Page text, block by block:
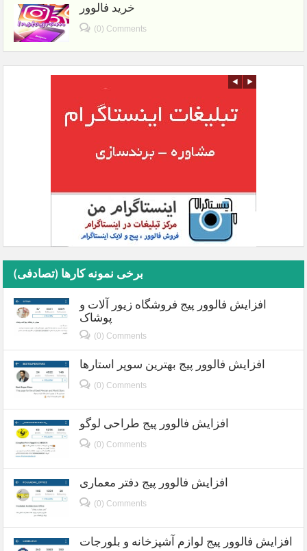
خرید فالوور
(0) Comments
برخی نمونه کارها (تصادفی)
افزایش فالوور پیج فروشگاه زیور آلات و
پوشاک
(0) Comments
افزایش فالوور پیج بهترین سوپر استارها
(0) Comments
افزایش فالوور پیج طراحی لوگو
(0) Comments
افزایش فالوور پیج دفتر معماری
(0) Comments
افزایش فالوور پیج لوازم آشپزخانه و بلورجات